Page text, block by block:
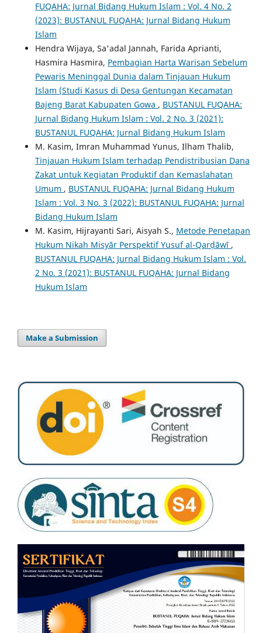
FUQAHA: Jurnal Bidang Hukum Islam : Vol. 4 No. 2
(2023): BUSTANUL FUQAHA: Jurnal Bidang Hukum
Islam
Hendra Wijaya, Sa'adal Jannah, Farida Aprianti,
Hasmira Hasmira, Pembagian Harta Warisan Sebelum
Pewaris Meninggal Dunia dalam Tinjauan Hukum
Islam (Studi Kasus di Desa Gentungan Kecamatan
Bajeng Barat Kabupaten Gowa , BUSTANUL FUQAHA:
Jurnal Bidang Hukum Islam : Vol. 2 No. 3 (2021):
BUSTANUL FUQAHA: Jurnal Bidang Hukum Islam
M. Kasim, Imran Muhammad Yunus, Ilham Thalib,
Tinjauan Hukum Islam terhadap Pendistribusian Dana
Zakat untuk Kegiatan Produktif dan Kemaslahatan
Umum , BUSTANUL FUQAHA: Jurnal Bidang Hukum
Islam : Vol. 3 No. 3 (2022): BUSTANUL FUQAHA: Jurnal
Bidang Hukum Islam
M. Kasim, Hijrayanti Sari, Aisyah S., Metode Penetapan
Hukum Nikah Misyār Perspektif Yusuf al-Qarḍāwī ,
BUSTANUL FUQAHA: Jurnal Bidang Hukum Islam : Vol.
2 No. 3 (2021): BUSTANUL FUQAHA: Jurnal Bidang
Hukum Islam
Make a Submission